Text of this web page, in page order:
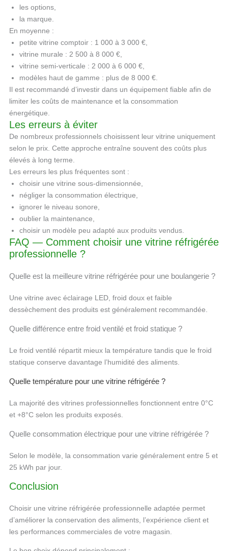
les options,
la marque.
En moyenne :
petite vitrine comptoir : 1 000 à 3 000 €,
vitrine murale : 2 500 à 8 000 €,
vitrine semi-verticale : 2 000 à 6 000 €,
modèles haut de gamme : plus de 8 000 €.
Il est recommandé d’investir dans un équipement fiable afin de
limiter les coûts de maintenance et la consommation
énergétique.
Les erreurs à éviter
De nombreux professionnels choisissent leur vitrine uniquement
selon le prix. Cette approche entraîne souvent des coûts plus
élevés à long terme.
Les erreurs les plus fréquentes sont :
choisir une vitrine sous-dimensionnée,
négliger la consommation électrique,
ignorer le niveau sonore,
oublier la maintenance,
choisir un modèle peu adapté aux produits vendus.
FAQ — Comment choisir une vitrine réfrigérée
professionnelle ?
Quelle est la meilleure vitrine réfrigérée pour une boulangerie ?
Une vitrine avec éclairage LED, froid doux et faible
dessèchement des produits est généralement recommandée.
Quelle différence entre froid ventilé et froid statique ?
Le froid ventilé répartit mieux la température tandis que le froid
statique conserve davantage l’humidité des aliments.
Quelle température pour une vitrine réfrigérée ?
La majorité des vitrines professionnelles fonctionnent entre 0°C
et +8°C selon les produits exposés.
Quelle consommation électrique pour une vitrine réfrigérée ?
Selon le modèle, la consommation varie généralement entre 5 et
25 kWh par jour.
Conclusion
Choisir une vitrine réfrigérée professionnelle adaptée permet
d’améliorer la conservation des aliments, l’expérience client et
les performances commerciales de votre magasin.